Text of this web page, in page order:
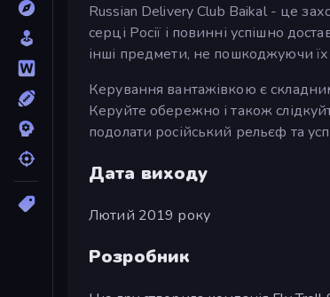
Russian Delivery Club Baikal - це
серці Росії і повинні успішно
інші предмети, не пошкоджуючи їх
Керування вантажівкою є
Керуйте обережно і також
подолати російський рельєф та
Дата виходу
Лютий 2019 року
Розробник